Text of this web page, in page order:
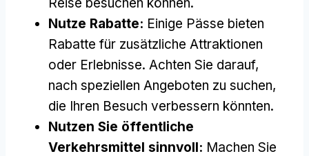
Nutze Rabatte: Einige Pässe bieten
Rabatte für zusätzliche Attraktionen
oder Erlebnisse. Achten Sie darauf,
nach speziellen Angeboten zu suchen,
die Ihren Besuch verbessern könnten.
Nutzen Sie öffentliche
Verkehrsmittel sinnvoll: Machen Sie